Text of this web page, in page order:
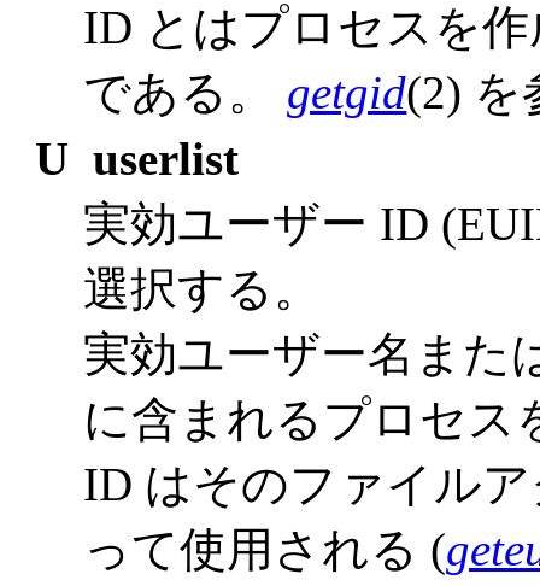
ID とはプロセスを
である。 getgid(2) を
U userlist
実効ユーザー ID
選択する。
実効ユーザー名また
に含まれるプロセス
ID はそのファイル
って使用される (